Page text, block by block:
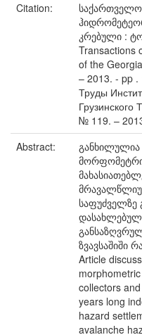
Citation:
კრებული :
Transactions
of the
– 2013. - pp .
Труды
Грузинского
№ 119. –
Abstract:
განხილულია
საფუძველზე
ზვავსაშიში
Article
collectors
years long
hazard
avalanche